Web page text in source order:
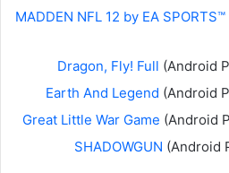
MADDEN NFL 12 by EA SPORTS™
Dragon, Fly! Full (Android
Earth And Legend (Android
Great Little War Game (Android
SHADOWGUN (Android